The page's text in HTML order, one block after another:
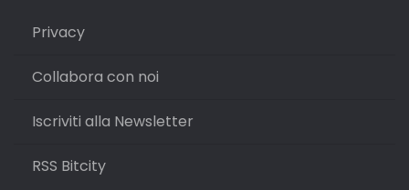
Privacy
Collabora con noi
Iscriviti alla Newsletter
RSS Bitcity